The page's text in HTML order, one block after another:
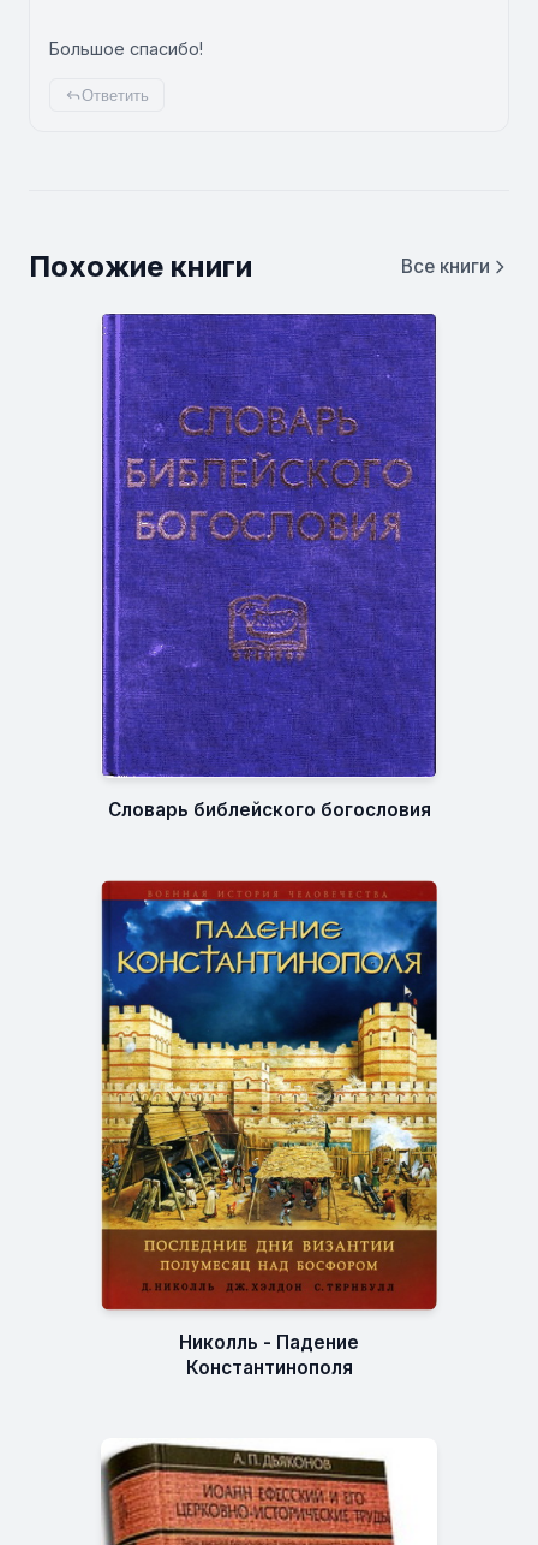
Большое спасибо!
Ответить
Похожие книги Все книги
Словарь библейского богословия
Николль - Падение
Константинополя